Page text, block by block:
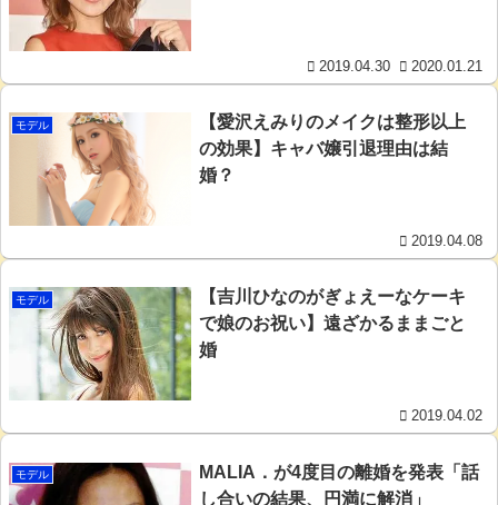
2019.04.30 2020.01.21
モデル
【愛沢えみりのメイクは整形以上
の効果】キャバ嬢引退理由は結
婚？
2019.04.08
モデル
【吉川ひなのがぎょえーなケーキ
で娘のお祝い】遠ざかるままごと
婚
2019.04.02
モデル
MALIA．が4度目の離婚を発表「話
し合いの結果、円満に解消」